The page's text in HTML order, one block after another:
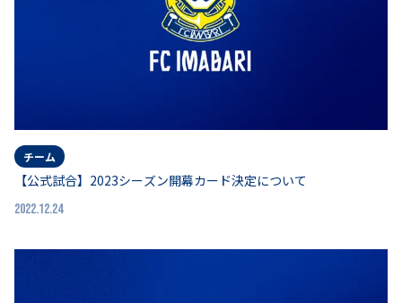
チーム
【公式試合】2023シーズン開幕カード決定について
2022.12.24